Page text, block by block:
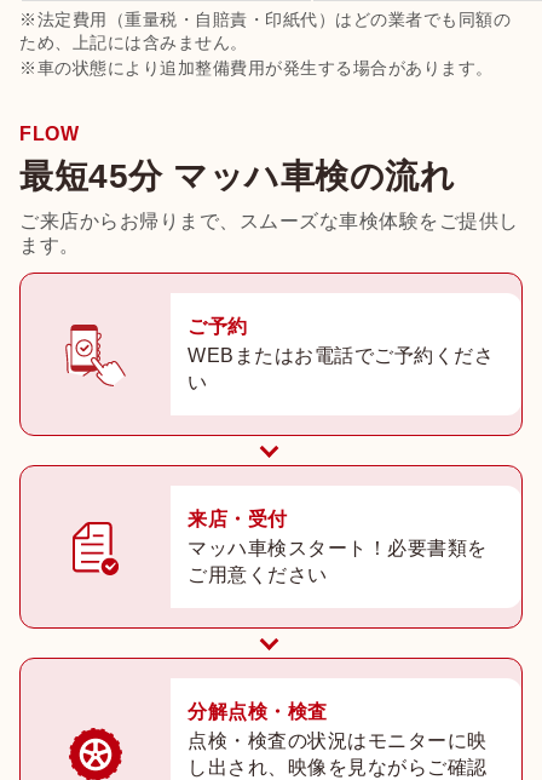
※法定費用（重量税・自賠責・印紙代）はどの業者でも同額の
ため、上記には含みません。
※車の状態により追加整備費用が発生する場合があります。
FLOW
最短45分 マッハ車検の流れ
ご来店からお帰りまで、スムーズな車検体験をご提供し
ます。
ご予約
WEBまたはお電話でご予約くださ
い
来店・受付
マッハ車検スタート！必要書類を
ご用意ください
分解点検・検査
点検・検査の状況はモニターに映
し出され、映像を見ながらご確認